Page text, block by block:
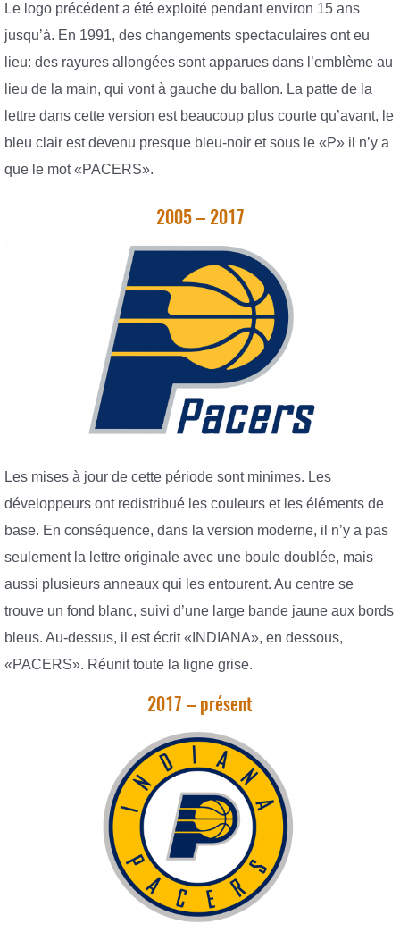
Le logo précédent a été exploité pendant environ 15 ans
jusqu’à. En 1991, des changements spectaculaires ont eu
lieu: des rayures allongées sont apparues dans l’emblème au
lieu de la main, qui vont à gauche du ballon. La patte de la
lettre dans cette version est beaucoup plus courte qu’avant, le
bleu clair est devenu presque bleu-noir et sous le «P» il n’y a
que le mot «PACERS».
2005 – 2017
Les mises à jour de cette période sont minimes. Les
développeurs ont redistribué les couleurs et les éléments de
base. En conséquence, dans la version moderne, il n’y a pas
seulement la lettre originale avec une boule doublée, mais
aussi plusieurs anneaux qui les entourent. Au centre se
trouve un fond blanc, suivi d’une large bande jaune aux bords
bleus. Au-dessus, il est écrit «INDIANA», en dessous,
«PACERS». Réunit toute la ligne grise.
2017 – présent